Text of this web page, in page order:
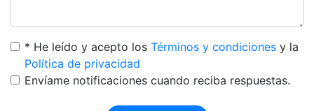
* He leído y acepto los Términos y condiciones y la
Política de privacidad
Envíame notificaciones cuando reciba respuestas.